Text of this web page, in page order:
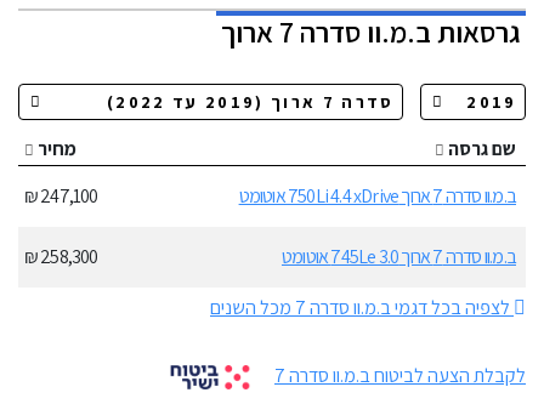
גרסאותב.מ.וו סדרה 7 ארוך
שם גרסה
מחיר
ב.מ.וו סדרה 7 ארוך 750Li 4.4 xDrive אוטומט
247,100 ₪
ב.מ.וו סדרה 7 ארוך 745Le 3.0 אוטומט
258,300 ₪
לצפיה בכל דגמי ב.מ.וו סדרה 7 מכל השנים
לקבלת הצעה לביטוח ב.מ.וו סדרה 7